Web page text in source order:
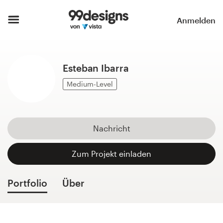
Anmelden
Esteban Ibarra
Medium-Level
Nachricht
Zum Projekt einladen
Portfolio Über
So funktioniert’s
Inspiration
99designs Pro
Design-